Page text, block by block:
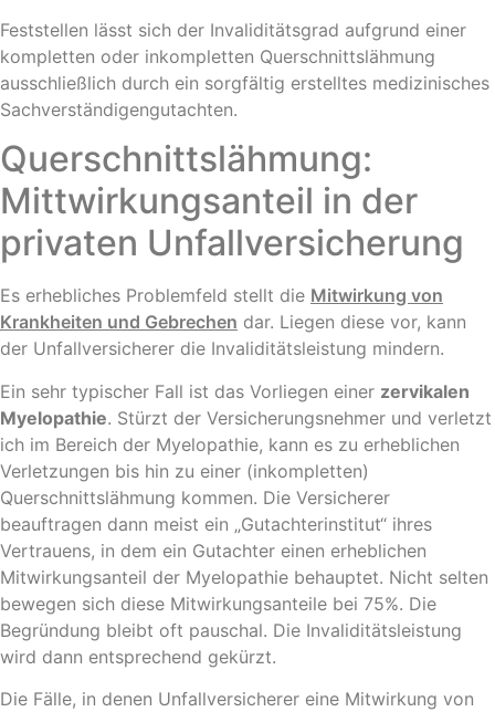
Feststellen lässt sich der Invaliditätsgrad aufgrund einer
kompletten oder inkompletten Querschnittslähmung
ausschließlich durch ein sorgfältig erstelltes medizinisches
Sachverständigengutachten.
Querschnittslähmung:
Mittwirkungsanteil in der
privaten Unfallversicherung
Es erhebliches Problemfeld stellt die Mitwirkung von
Krankheiten und Gebrechen dar. Liegen diese vor, kann
der Unfallversicherer die Invaliditätsleistung mindern.
Ein sehr typischer Fall ist das Vorliegen einer zervikalen
Myelopathie. Stürzt der Versicherungsnehmer und verletzt
ich im Bereich der Myelopathie, kann es zu erheblichen
Verletzungen bis hin zu einer (inkompletten)
Querschnittslähmung kommen. Die Versicherer
beauftragen dann meist ein „Gutachterinstitut“ ihres
Vertrauens, in dem ein Gutachter einen erheblichen
Mitwirkungsanteil der Myelopathie behauptet. Nicht selten
bewegen sich diese Mitwirkungsanteile bei 75%. Die
Begründung bleibt oft pauschal. Die Invaliditätsleistung
wird dann entsprechend gekürzt.
Die Fälle, in denen Unfallversicherer eine Mitwirkung von